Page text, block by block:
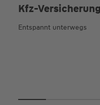
Kfz-Versicherung
Entspannt unterwegs